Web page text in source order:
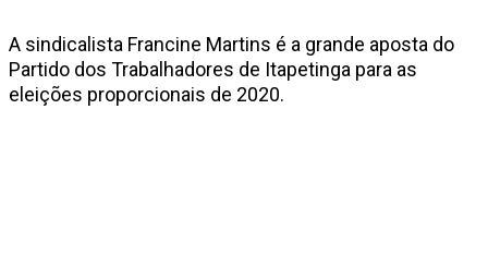
A sindicalista Francine Martins é a grande aposta do
Partido dos Trabalhadores de Itapetinga para as
eleições proporcionais de 2020.